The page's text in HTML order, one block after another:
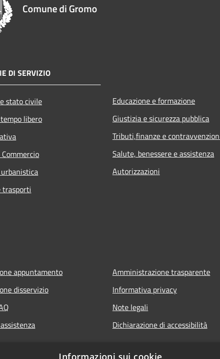
Comune di Gromo
DI SERVIZIO
stato civile
libero
trasporti
Educazione e formazione
Giustizia e sicurezza pubblica
Tributi,finanze e
Salute, benessere e assistenza
Autorizzazioni
appuntamento
disservizio
Amministrazione trasparente
Informativa privacy
Note legali
Dichiarazione di accessibilità
Informazioni sui cookie